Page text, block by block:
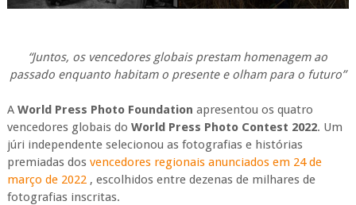
“Juntos, os vencedores globais prestam homenagem ao
passado enquanto habitam o presente e olham para o futuro”
A World Press Photo Foundation apresentou os quatro
vencedores globais do World Press Photo Contest 2022. Um
júri independente selecionou as fotografias e histórias
premiadas dos vencedores regionais anunciados em 24 de
março de 2022, escolhidos entre dezenas de milhares de
fotografias inscritas.